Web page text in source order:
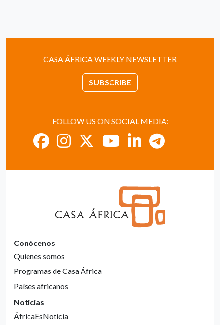
CASA ÁFRICA WEEKLY NEWSLETTER
SUBSCRIBE
FOLLOW US ON SOCIAL MEDIA:
Conócenos
Quienes somos
Programas de Casa África
Países africanos
Noticias
ÁfricaEsNoticia